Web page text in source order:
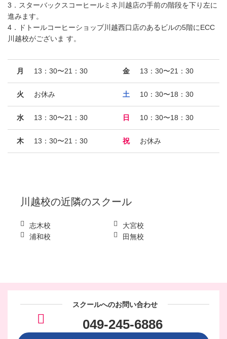
3．スターバックスコーヒールミネ川越店の手前の階段を下り左に
進みます。
4．ドトールコーヒーショップ川越西口店のあるビルの5階にECC
川越校がございま す。
月 13：30〜21：30
火 お休み
水 13：30〜21：30
木 13：30〜21：30
金 13：30〜21：30
土 10：30〜18：30
日 10：30〜18：30
祝 お休み
川越校の近隣のスクール
志木校
大宮校
浦和校
田無校
スクールへのお問い合わせ
049-245-6886